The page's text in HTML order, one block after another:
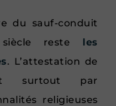
du sauf-conduit
reste les
. L’attestation de
surtout par
religieuses